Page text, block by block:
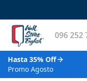
096 252
Hasta 35% Off
Promo Agosto